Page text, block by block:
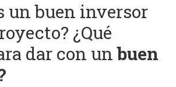
un buen inversor
¿Qué
dar con unbuen